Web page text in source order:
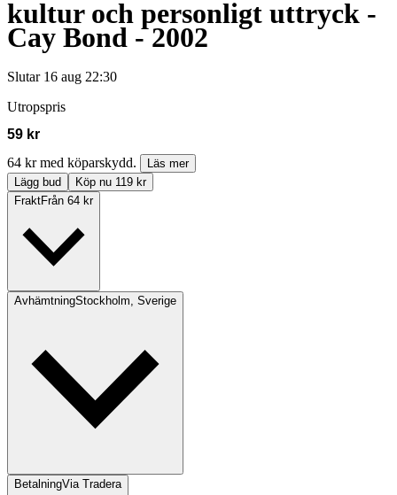
kultur och personligt uttryck -
Cay Bond - 2002
Slutar 16 aug 22:30
Utropspris
59 kr
64 kr med köparskydd.
Läs mer
Lägg bud
Köp nu 119 kr
FraktFrån 64 kr
AvhämtningStockholm, Sverige
BetalningVia Tradera